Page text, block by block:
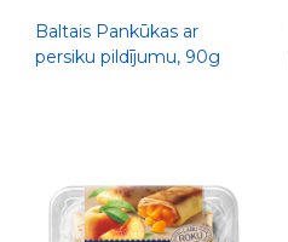
Baltais Pankūkas ar
persiku pildījumu, 90g